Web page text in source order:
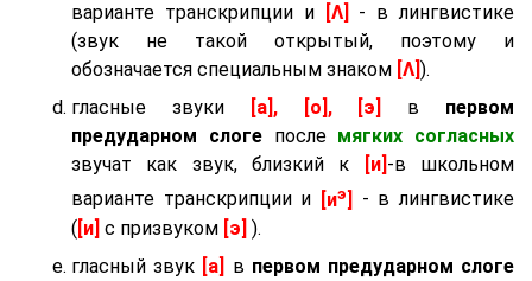
варианте транскрипции и
[Λ]
- в лингвистике
(звук не такой открытый, поэтому и
обозначается специальным знаком [Λ] ).
гласные звуки
[а], [о], [э] в первом
предударном слогепослемягких согласных
звучат как звук, близкий к
[и] -в школьном
варианте транскрипции и [иэ]
- в лингвистике
([и] с призвуком [э] ).
гласный звук [а] в первом предударном слоге